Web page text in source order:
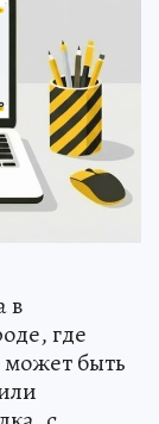
в
где
может быть